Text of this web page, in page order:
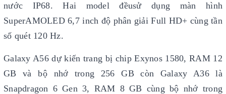
nước IP68. Hai model đềusử dụng màn hình
SuperAMOLED 6,7 inch độ phân giải Full HD+ cùng tần
số quét 120 Hz.
Galaxy A56 dự kiến trang bị chip Exynos 1580, RAM 12
GB và bộ nhớ trong 256 GB còn Galaxy A36 là
Snapdragon 6 Gen 3, RAM 8 GB cùng bộ nhớ trong